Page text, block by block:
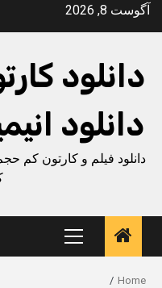
Skipآگوست 8, 2026
دانلود
دانلود
دانلود فیلم و کارتون کم
Primary
Menu
Home